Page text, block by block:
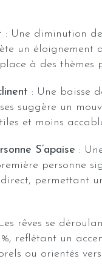
: Une diminution
un éloignement
à des thèmes
: Une baisse
suggère un
et moins
S’apaise :
personne
permettant
rêves se
reflétant un
ou orientés